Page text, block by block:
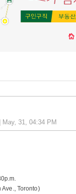
31, 04:34 PM
Ave., Toronto)